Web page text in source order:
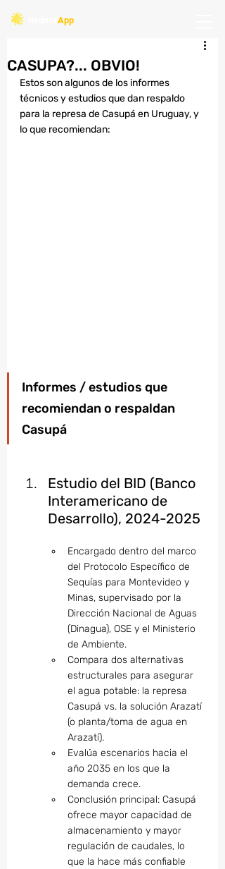
App
CASUPA?... OBVIO!
Estos son algunos de los informes
técnicos y estudios que dan respaldo
para la represa de Casupá en Uruguay, y
lo que recomiendan:
Informes / estudios que
recomiendan o respaldan
Casupá
Estudio del BID (Banco
Interamericano de
Desarrollo), 2024-2025
Encargado dentro del marco
del Protocolo Específico de
Sequías para Montevideo y
Minas, supervisado por la
Dirección Nacional de Aguas
(Dinagua), OSE y el Ministerio
de Ambiente.
Compara dos alternativas
estructurales para asegurar
el agua potable: la represa
Casupá vs. la solución Arazatí
(o planta/toma de agua en
Arazatí).
Evalúa escenarios hacia el
año 2035 en los que la
demanda crece.
Conclusión principal: Casupá
ofrece mayor capacidad de
almacenamiento y mayor
regulación de caudales, lo
que la hace más confiable